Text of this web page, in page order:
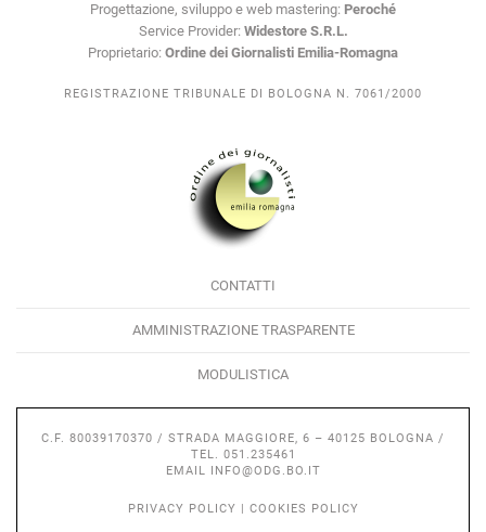
Progettazione, sviluppo e web mastering: Peroché
Service Provider: Widestore S.R.L.
Proprietario: Ordine dei Giornalisti Emilia-Romagna
REGISTRAZIONE TRIBUNALE DI BOLOGNA N. 7061/2000
CONTATTI
AMMINISTRAZIONE TRASPARENTE
MODULISTICA
C.F. 80039170370 / STRADA MAGGIORE, 6 – 40125 BOLOGNA /
TEL. 051.235461
EMAIL
INFO@ODG.BO.IT
PRIVACY POLICY COOKIES POLICY